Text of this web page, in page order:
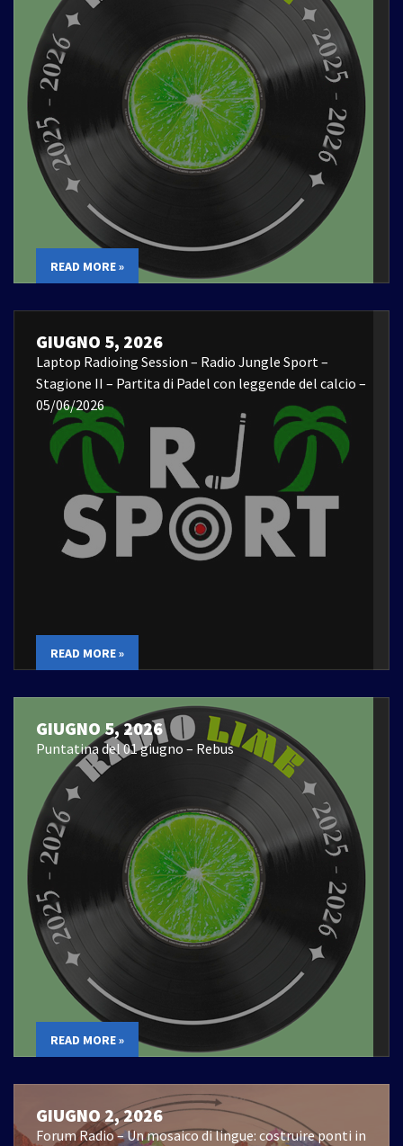
READ MORE »
GIUGNO 5, 2026
Laptop Radioing Session – Radio Jungle Sport –
Stagione II – Partita di Padel con leggende del calcio –
05/06/2026
READ MORE »
GIUGNO 5, 2026
Puntatina del 01 giugno – Rebus
READ MORE »
GIUGNO 2, 2026
Forum Radio – Un mosaico di lingue: costruire ponti in